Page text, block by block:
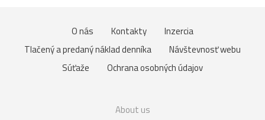
O nás Kontakty
Inzercia
Tlačený a predaný náklad denníka
Návštevnosť webu
Súťaže
Ochrana osobných údajov
About us